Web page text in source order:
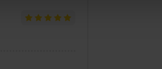
die Checkboxen und klick auf „Auswahl
„Präferenzen“, „Statistiken“ und „Social